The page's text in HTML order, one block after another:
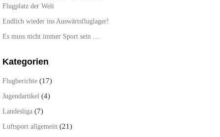
Flugplatz der Welt
Endlich wieder ins Auswärtsfluglager!
Es muss nicht immer Sport sein …
Kategorien
Flugberichte (17)
Jugendartikel (4)
Landesliga (7)
Luftsport allgemein (21)